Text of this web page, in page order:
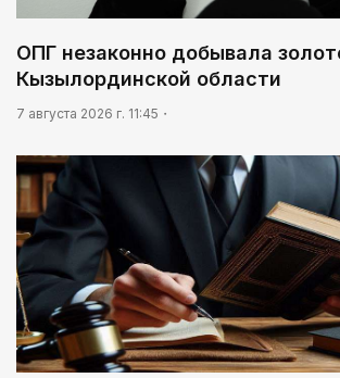
ОПГ незаконно добывала
Кызылординской области
7 августа 2026 г. 11:45